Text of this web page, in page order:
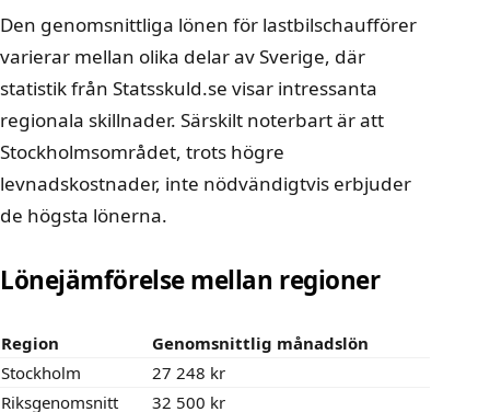
Den genomsnittliga lönen för lastbilschaufförer
varierar mellan olika delar av Sverige, där
statistik från Statsskuld.se visar intressanta
regionala skillnader. Särskilt noterbart är att
Stockholmsområdet, trots högre
levnadskostnader, inte nödvändigtvis erbjuder
de högsta lönerna.
Lönejämförelse mellan regioner
Region
Genomsnittlig månadslön
Stockholm
27 248 kr
Riksgenomsnitt
32 500 kr